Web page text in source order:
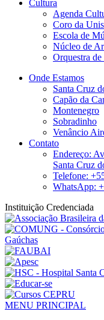
Cultura
Agenda
Coro da
Escola de
Núcleo de
Orquestra
Onde Estamos
Santa Cruz
Capão da
Montenegro
Sobradinho
Venâncio
Contato
Endereço:
Santa Cruz
Telefone:
WhatsApp:
Instituição Credenciada
MENU PRINCIPAL